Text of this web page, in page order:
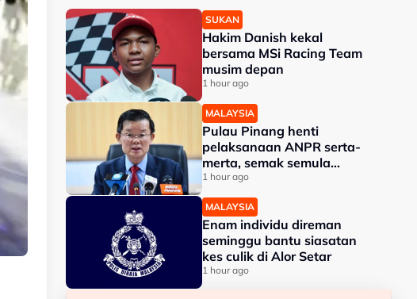
SUKAN
Hakim Danish kekal
bersama MSi Racing Team
musim depan
1 hour ago
MALAYSIA
Pulau Pinang henti
pelaksanaan ANPR serta-
merta, semak semula
perincian - Chow
1 hour ago
MALAYSIA
Enam individu direman
seminggu bantu siasatan
kes culik di Alor Setar
1 hour ago